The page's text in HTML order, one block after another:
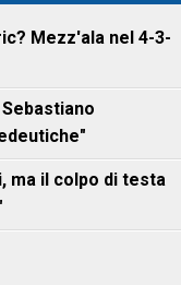
Mezz'ala nel 4-3-
ma il colpo di testa